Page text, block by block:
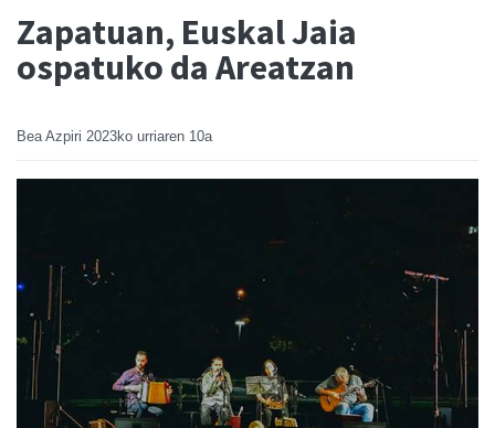
Zapatuan, Euskal Jaia
ospatuko da Areatzan
Bea Azpiri 2023ko urriaren 10a